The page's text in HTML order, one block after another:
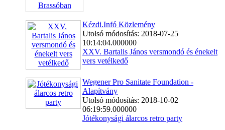
Kézdi.Infó Közlemény
Utolsó módosítás: 2018-07-25
10:14:04.000000
XXV. Bartalis János versmondó és énekelt
vers vetélkedő
Wegener Pro Sanitate Foundation -
Alapítvány
Utolsó módosítás: 2018-10-02
06:19:59.000000
Jótékonysági álarcos retro party